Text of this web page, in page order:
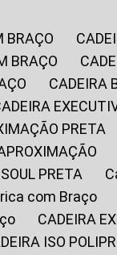
BRAÇO
BRAÇO
CADEIRA
PRETA
PRETA
com Braço
CADEIRA
ISO